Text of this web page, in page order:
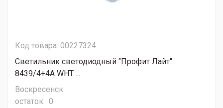
Код товара: 00227324
Светильник светодиодный "Профит Лайт"
8439/4+4A WHT ...
Воскресенск
остаток: 0